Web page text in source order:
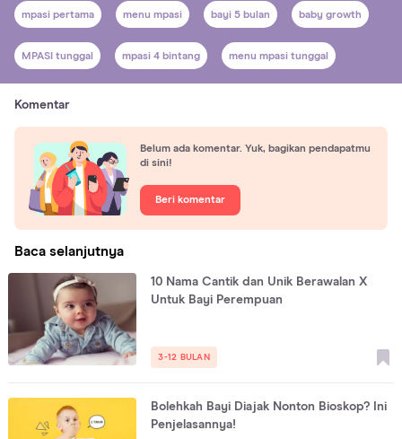
mpasi pertama menu mpasi bayi 5 bulan baby growth
MPASI tunggal mpasi 4 bintang menu mpasi tunggal
Komentar
Belum ada komentar. Yuk, bagikan pendapatmu
di sini!
Beri komentar
Baca selanjutnya
10 Nama Cantik dan Unik Berawalan X
Untuk Bayi Perempuan
3-12 BULAN
Bolehkah Bayi Diajak Nonton Bioskop? Ini
Penjelasannya!